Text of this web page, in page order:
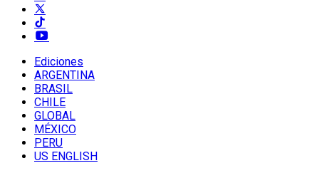
Ediciones
ARGENTINA
BRASIL
CHILE
GLOBAL
MÉXICO
PERU
US ENGLISH